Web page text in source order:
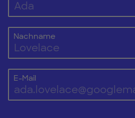
Nachname
E-Mail